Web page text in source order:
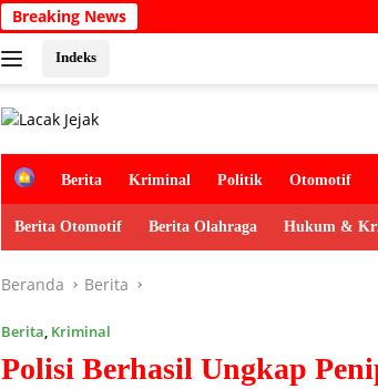
Breaking News
Indeks
H
e
Berita Kriminal Politik Otomotif
Berita Otomotif Berita Olahraga Hukum &
Beranda Berita
Berita Kriminal
Polisi Berhasil Ungkap